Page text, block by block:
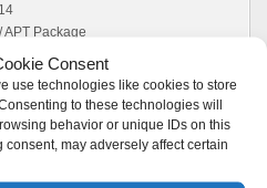
Consent
use technologies like cookies to store
to these technologies will
behavior or unique IDs on this
may adversely affect certain
APT Package
einer Remote
unter Wine,